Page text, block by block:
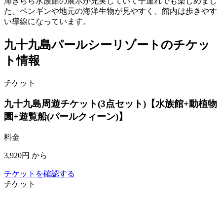
た。ペンギンや地元の海洋生物が見やすく、館内は歩きやす
い導線になっています。
九十九島パールシーリゾートのチケッ
ト情報
チケット
九十九島周遊チケット(3点セット)【水族館+動植物
園+遊覧船(パールクィーン)】
料金
3,920円 から
チケットを確認する
チケット